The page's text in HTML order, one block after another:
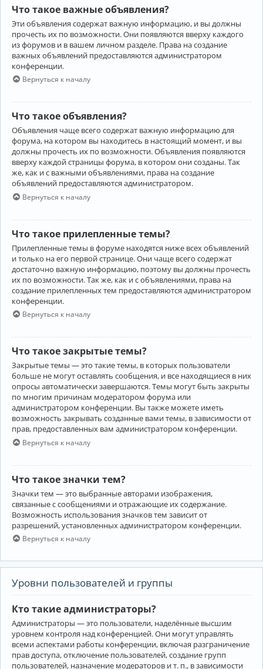
Что такое важные объявления?
Эти объявления содержат важную информацию, и вы должны
прочесть их по возможности. Они появляются вверху каждого
из форумов и в вашем личном разделе. Права на создание
важных объявлений предоставляются администратором
конференции.
Вернуться к началу
Что такое объявления?
Объявления чаще всего содержат важную информацию для
форума, на котором вы находитесь в настоящий момент, и вы
должны прочесть их по возможности. Объявления появляются
вверху каждой страницы форума, в котором они созданы. Так
же, как и с важными объявлениями, права на создание
объявлений предоставляются администратором.
Вернуться к началу
Что такое прилепленные темы?
Прилепленные темы в форуме находятся ниже всех объявлений
и только на его первой странице. Они чаще всего содержат
достаточно важную информацию, поэтому вы должны прочесть
их по возможности. Так же, как и с объявлениями, права на
создание прилепленных тем предоставляются администратором
конференции.
Вернуться к началу
Что такое закрытые темы?
Закрытые темы — это такие темы, в которых пользователи
больше не могут оставлять сообщения, и все находящиеся в них
опросы автоматически завершаются. Темы могут быть закрыты
по многим причинам модератором форума или
администратором конференции. Вы также можете иметь
возможность закрывать созданные вами темы, в зависимости от
прав, предоставленных вам администратором конференции.
Вернуться к началу
Что такое значки тем?
Значки тем — это выбранные авторами изображения,
связанные с сообщениями и отражающие их содержание.
Возможность использования значков тем зависит от
разрешений, установленных администратором конференции.
Вернуться к началу
Уровни пользователей и группы
Кто такие администраторы?
Администраторы — это пользователи, наделённые высшим
уровнем контроля над конференцией. Они могут управлять
всеми аспектами работы конференции, включая разграничение
прав доступа, отключение пользователей, создание групп
пользователей, назначение модераторов и т. п., в зависимости